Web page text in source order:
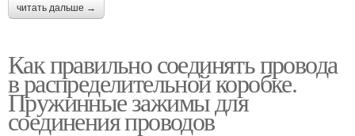
читать дальше →
Как правильно соединять провода
в распределительной коробке.
Пружинные зажимы для
соединения проводов